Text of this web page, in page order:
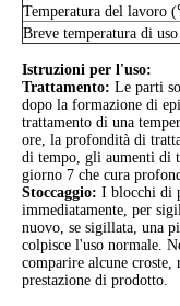
Temperatura del lavoro
Breve temperatura di
Istruzioni per l'uso:
Trattamento: Le parti
dopo la formazione di
trattamento di una
ore, la profondità di
di tempo, gli aumenti di
giorno 7 che cura
Stoccaggio: I blocchi di
immediatamente, per
nuovo, se sigillata, una
colpisce l'uso normale.
comparire alcune
prestazione di prodotto.